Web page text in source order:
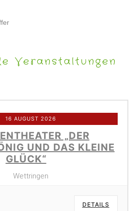
Veranstaltungen
16 AUGUST 2026
„DER
UND DAS KLEINE
GLÜCK“
Wettringen
DETAILS